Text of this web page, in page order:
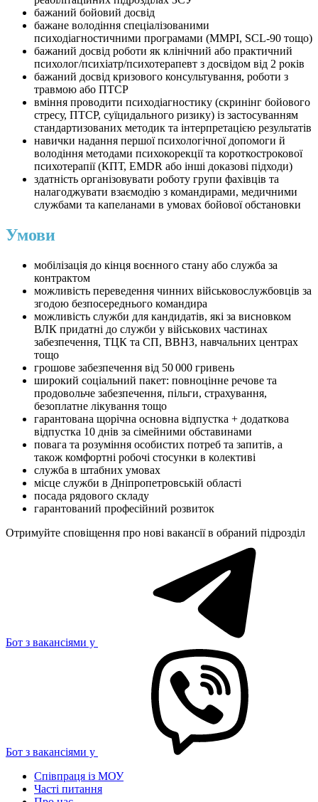
бажаний бойовий досвід
бажане володіння спеціалізованими
психодіагностичними програмами (MMPI, SCL-90 тощо)
бажаний досвід роботи як клінічний або практичний
психолог/психіатр/психотерапевт з досвідом від 2 років
бажаний досвід кризового консультування, роботи з
травмою або ПТСР
вміння проводити психодіагностику (скринінг бойового
стресу, ПТСР, суїцидального ризику) із застосуванням
стандартизованих методик та інтерпретацією результатів
навички надання першої психологічної допомоги й
володіння методами психокорекції та короткострокової
психотерапії (КПТ, EMDR або інші доказові підходи)
здатність організовувати роботу групи фахівців та
налагоджувати взаємодію з командирами, медичними
службами та капеланами в умовах бойової обстановки
Умови
мобілізація до кінця воєнного стану або служба за
контрактом
можливість переведення чинних військовослужбовців за
згодою безпосереднього командира
можливість служби для кандидатів, які за висновком
ВЛК придатні до служби у військових частинах
забезпечення, ТЦК та СП, ВВНЗ, навчальних центрах
тощо
грошове забезпечення від 50 000 гривень
широкий соціальний пакет: повноцінне речове та
продовольче забезпечення, пільги, страхування,
безоплатне лікування тощо
гарантована щорічна основна відпустка + додаткова
відпустка 10 днів за сімейними обставинами
повага та розуміння особистих потреб та запитів, а
також комфортні робочі стосунки в колективі
служба в штабних умовах
місце служби в Дніпропетровській області
посада рядового складу
гарантований професійний розвиток
Отримуйте сповіщення про нові вакансії в обраний підрозділ
Бот з вакансіями у
Бот з вакансіями у
Співпраця із МОУ
Часті питання